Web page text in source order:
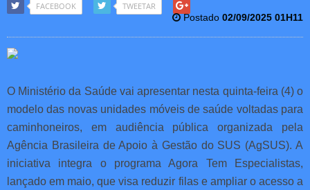
FACEBOOK TWEETAR
Postado 02/09/2025 01H11
O Ministério da Saúde vai apresentar nesta quinta-feira (4) o
modelo das novas unidades móveis de saúde voltadas para
caminhoneiros, em audiência pública organizada pela
Agência Brasileira de Apoio à Gestão do SUS (AgSUS). A
iniciativa integra o programa Agora Tem Especialistas,
lançado em maio, que visa reduzir filas e ampliar o acesso a